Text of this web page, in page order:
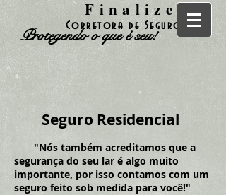
Finalize
Corretora de Seguros
Protegendo o que é seu!
Seguro Residencial
"Nós também acreditamos que a
segurança do seu lar é algo muito
importante, por isso contamos com um
seguro feito sob medida para você!"